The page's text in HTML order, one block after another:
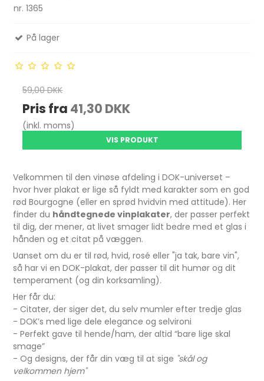
nr. 1365
På lager
59,00 DKK
Pris fra 41,30 DKK
(inkl. moms)
VIS PRODUKT
Velkommen til den vinøse afdeling i DOK-universet –
hvor hver plakat er lige så fyldt med karakter som en god
rød Bourgogne (eller en sprød hvidvin med attitude). Her
finder du håndtegnede vinplakater, der passer perfekt
til dig, der mener, at livet smager lidt bedre med et glas i
hånden og et citat på væggen.
Uanset om du er til rød, hvid, rosé eller "ja tak, bare vin",
så har vi en DOK-plakat, der passer til dit humør og dit
temperament (og din korksamling).
Her får du:
- Citater, der siger det, du selv mumler efter tredje glas
- DOK’s med lige dele elegance og selvironi
- Perfekt gave til hende/ham, der altid “bare lige skal
smage”
- Og designs, der får din væg til at sige "skål og
velkommen hjem"